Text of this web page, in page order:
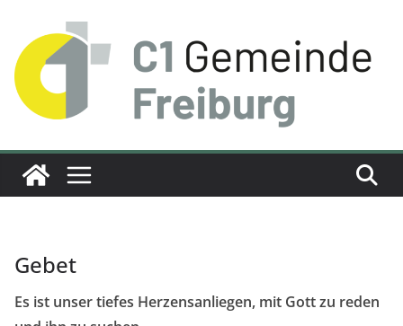
Inhalt
springen
Gebet
Es ist unser tiefes Herzensanliegen, mit Gott zu reden